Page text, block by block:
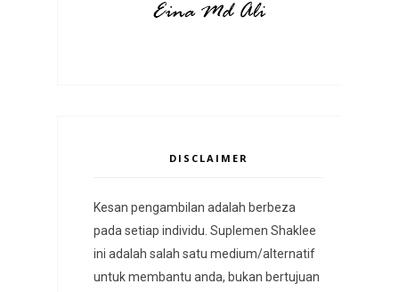
DISCLAIMER
Kesan pengambilan adalah berbeza
pada setiap individu. Suplemen Shaklee
ini adalah salah satu medium/alternatif
untuk membantu anda, bukan bertujuan